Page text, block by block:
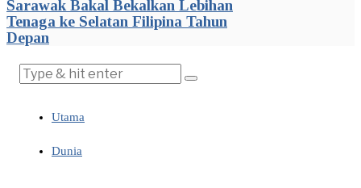
Sarawak Bakal Bekalkan Lebihan
Tenaga ke Selatan Filipina Tahun
Depan
Utama
Dunia